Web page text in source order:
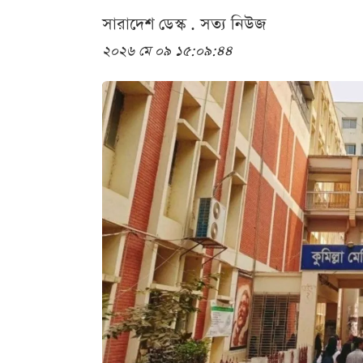
সারাদেশ ডেস্ক . সত্য নিউজ
২০২৬ মে ০৯ ১৫:০৯:৪৪